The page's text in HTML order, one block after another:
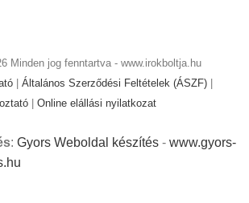
Minden jog fenntartva - www.irokboltja.hu
Általános Szerződési Feltételek (ÁSZF)
Online elállási nyilatkozat
: Gyors Weboldal készítés - www.gyors-